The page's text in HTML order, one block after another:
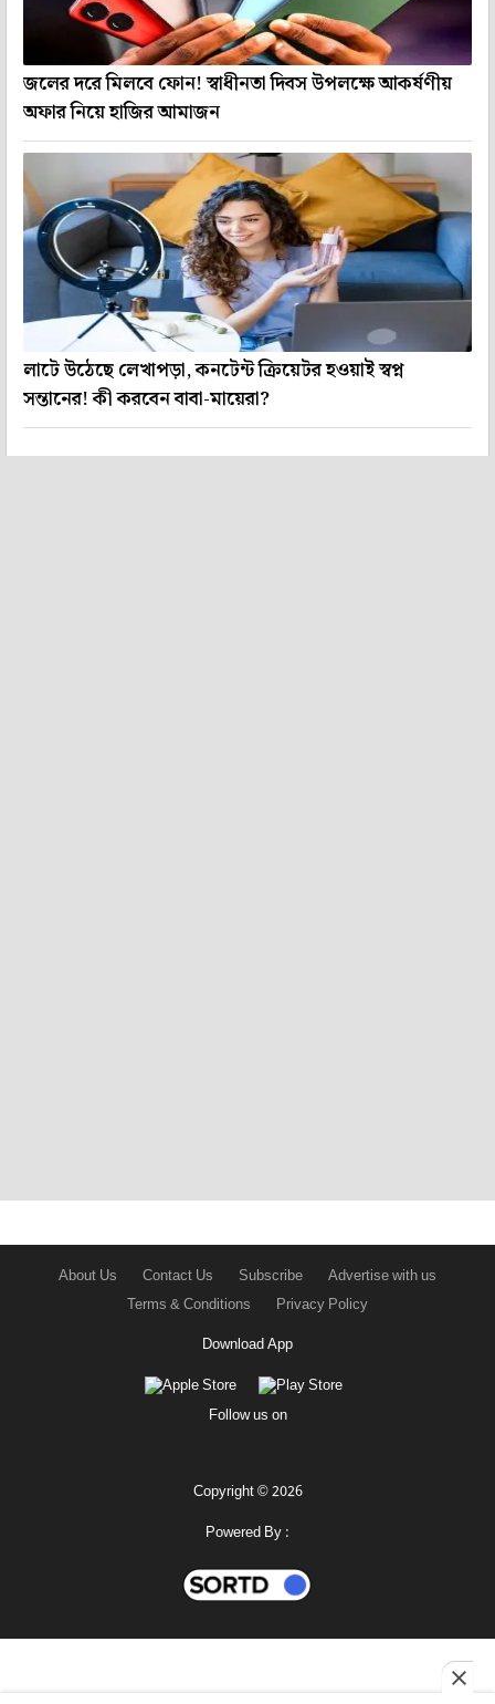
জলের দরে মিলবে ফোন! স্বাধীনতা দিবস উপলক্ষে আকর্ষণীয়
অফার নিয়ে হাজির আমাজন
লাটে উঠেছে লেখাপড়া, কনটেন্ট ক্রিয়েটর হওয়াই স্বপ্ন
সন্তানের! কী করবেন বাবা-মায়েরা?
About Us Contact Us Subscribe
Advertise with us
Terms & Conditions
Privacy Policy
Download App
Follow us on
Copyright © 2026
Powered By :